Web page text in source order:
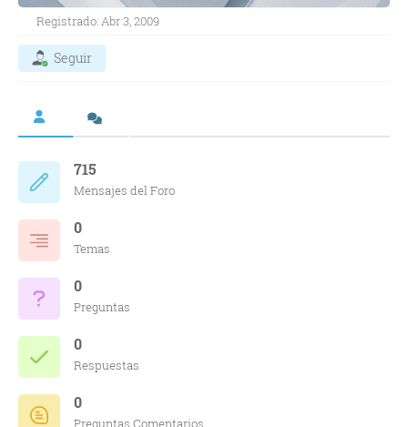
Registrado: Abr 3, 2009
Seguir
715
Mensajes del Foro
0
Temas
0
Preguntas
0
Respuestas
0
Preguntas Comentarios